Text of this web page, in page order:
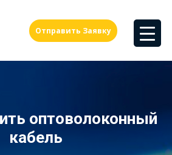
Отправить Заявку
оптоволоконный
кабель